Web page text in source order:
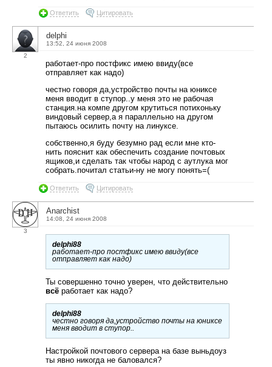
Ответить Цитировать
2
delphi
13:52, 24 июня 2008
работает-про постфикс имею ввиду(все
отправляет как надо)
честно говоря да,устройство почты на юниксе
меня вводит в ступор..у меня это не рабочая
станция.на компе другом крутиться потихоньку
виндовый сервер,а я параллельно на другом
пытаюсь осилить почту на линуксе.
собственно,я буду безумно рад если мне кто-
нить пояснит как обеспечить создание почтовых
ящиков,и сделать так чтобы народ с аутлука мог
собрать.почитал статьи-ну не могу понять=(
Ответить Цитировать
3
Anarchist
14:08, 24 июня 2008
delphi88
работает-про постфикс имею ввиду(все
отправляет как надо)
Ты совершенно точно уверен, что действительно
всё работает как надо?
delphi88
честно говоря да,устройство почты на юниксе
меня вводит в ступор..
Настройкой почтового сервера на базе выньдоуз
ты явно никогда не баловался?